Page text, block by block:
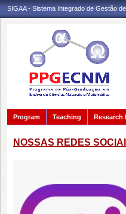
SIGAA - Sistema Integrado de Gestão
Program Teaching Research
NOSSAS REDES